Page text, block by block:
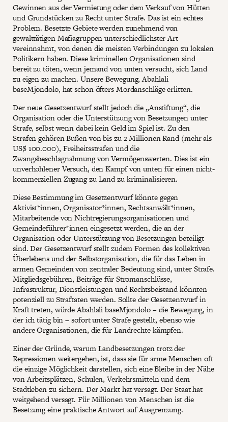
Gewinnen aus der Vermietung oder dem Verkauf von Hütten
und Grundstücken zu Recht unter Strafe. Das ist ein echtes
Problem. Besetzte Gebiete werden zunehmend von
gewalttätigen Mafiagruppen unterschiedlichster Art
vereinnahmt, von denen die meisten Verbindungen zu lokalen
Politikern haben. Diese kriminellen Organisationen sind
bereit zu töten, wenn jemand von unten versucht, sich Land
zu eigen zu machen. Unsere Bewegung, Abahlali
baseMjondolo, hat schon öfters Mordanschläge erlitten.
Der neue Gesetzentwurf stellt jedoch die „Anstiftung“, die
Organisation oder die Unterstützung von Besetzungen unter
Strafe, selbst wenn dabei kein Geld im Spiel ist. Zu den
Strafen gehören Bußen von bis zu 2 Millionen Rand (mehr als
US$ 100.000), Freiheitsstrafen und die
Zwangsbeschlagnahmung von Vermögenswerten. Dies ist ein
unverhohlener Versuch, den Kampf von unten für einen nicht-
kommerziellen Zugang zu Land zu kriminalisieren.
Diese Bestimmung im Gesetzentwurf könnte gegen
Aktivist*innen, Organisator*innen, Rechtsanwält*innen,
Mitarbeitende von Nichtregierungsorganisationen und
Gemeindeführer*innen eingesetzt werden, die an der
Organisation oder Unterstützung von Besetzungen beteiligt
sind. Der Gesetzentwurf stellt zudem Formen des kollektiven
Überlebens und der Selbstorganisation, die für das Leben in
armen Gemeinden von zentraler Bedeutung sind, unter Strafe.
Mitgliedsgebühren, Beiträge für Stromanschlüsse,
Infrastruktur, Dienstleistungen und Rechtsbeistand könnten
potenziell zu Straftaten werden. Sollte der Gesetzentwurf in
Kraft treten, würde Abahlali baseMjondolo – die Bewegung, in
der ich tätig bin – sofort unter Strafe gestellt, ebenso wie
andere Organisationen, die für Landrechte kämpfen.
Einer der Gründe, warum Landbesetzungen trotz der
Repressionen weitergehen, ist, dass sie für arme Menschen oft
die einzige Möglichkeit darstellen, sich eine Bleibe in der Nähe
von Arbeitsplätzen, Schulen, Verkehrsmitteln und dem
Stadtleben zu sichern. Der Markt hat versagt. Der Staat hat
weitgehend versagt. Für Millionen von Menschen ist die
Besetzung eine praktische Antwort auf Ausgrenzung.